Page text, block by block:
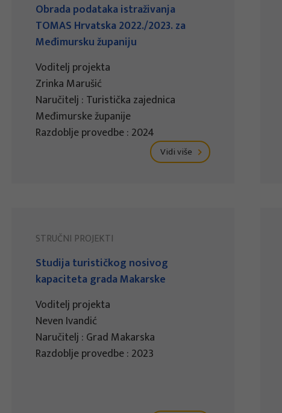
Obrada podataka istraživanja
TOMAS Hrvatska 2022./2023. za
Međimursku županiju
Voditelj projekta
Zrinka Marušić
Naručitelj : Turistička zajednica
Međimurske županije
Razdoblje provedbe : 2024
Vidi više
STRUČNI PROJEKTI
Studija turističkog nosivog
kapaciteta grada Makarske
Voditelj projekta
Neven Ivandić
Naručitelj : Grad Makarska
Razdoblje provedbe : 2023